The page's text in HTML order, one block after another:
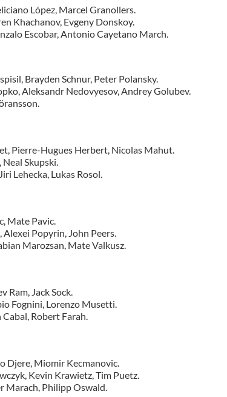
López, Marcel Granollers.
Khachanov, Evgeny Donskoy.
Escobar, Antonio Cayetano March.
Brayden Schnur, Peter Polansky.
Aleksandr Nedovyesov, Andrey Golubev.
Pierre-Hugues Herbert, Nicolas Mahut.
Skupski.
Lehecka, Lukas Rosol.
Mate Pavic.
Popyrin, John Peers.
Marozsan, Mate Valkusz.
Ram, Jack Sock.
Fognini, Lorenzo Musetti.
Robert Farah.
Djere, Miomir Kecmanovic.
Kevin Krawietz, Tim Puetz.
Marach, Philipp Oswald.